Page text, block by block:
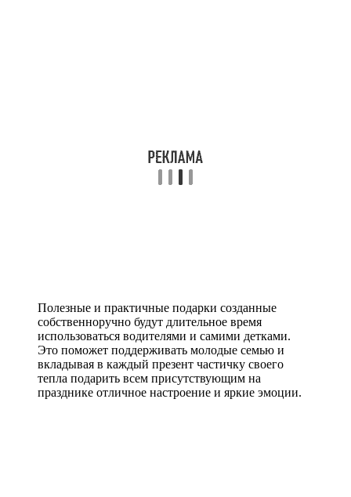
Полезные и практичные подарки созданные
собственноручно будут длительное время
использоваться водителями и самими детками.
Это поможет поддерживать молодые семью и
вкладывая в каждый презент частичку своего
тепла подарить всем присутствующим на
празднике отличное настроение и яркие эмоции.